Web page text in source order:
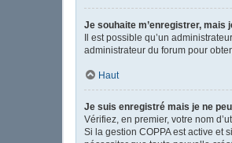
Je souhaite m’enregistrer, mais
Il est possible qu’un
administrateur du forum pour
Haut
Je suis enregistré mais je ne
Vérifiez, en premier, votre nom
Si la gestion COPPA est active et